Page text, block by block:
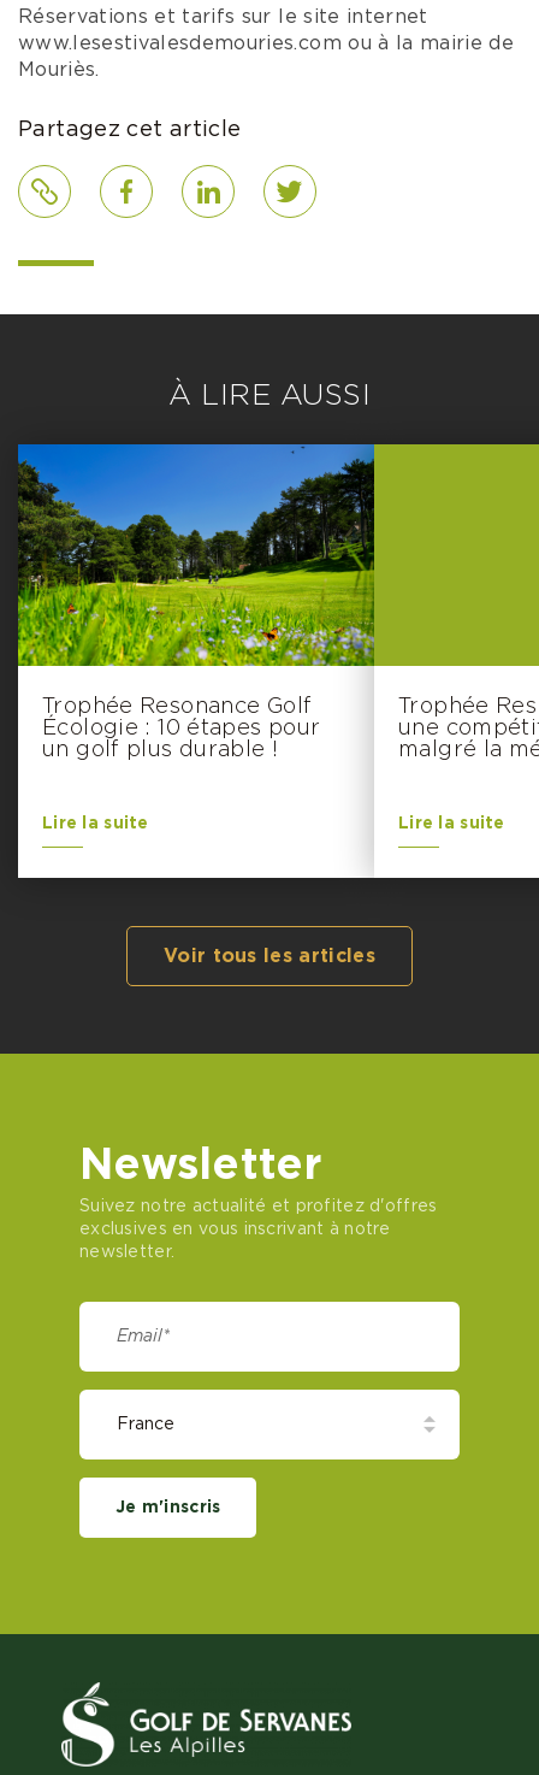
Réservations et tarifs sur le site internet
www.lesestivalesdemouries.com ou à la mairie de
Mouriès.
Partagez cet article
Lien FacebookLinkedInTwitter
À LIRE AUSSI
Trophée Resonance Golf
Écologie : 10 étapes pour
un golf plus durable !
Lire la suite
Trophée
une
malgré la
Lire la suite
Voir tous les articles
Newsletter
Suivez notre actualité et profitez d'offres
exclusives en vous inscrivant à notre
newsletter.
Je m'inscris